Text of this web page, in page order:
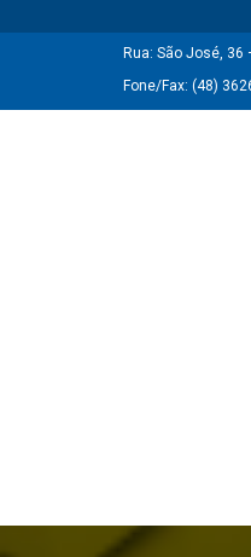
Rua: São José, 36
Fone/Fax: (48)